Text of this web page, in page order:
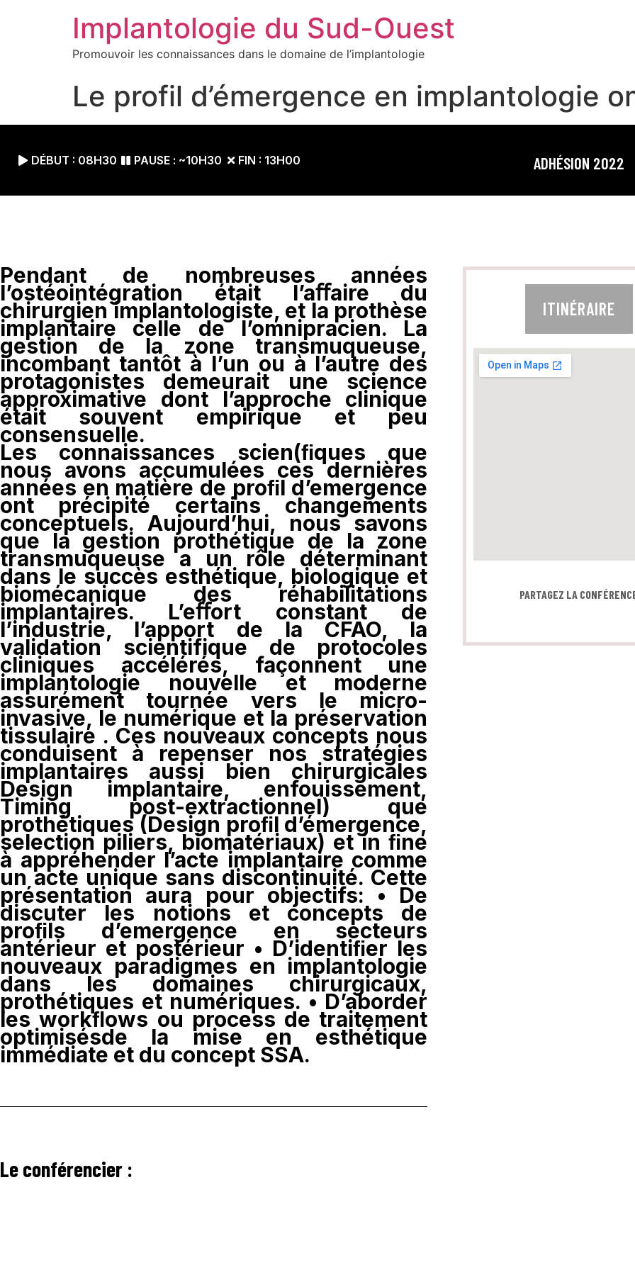
Implantologie du Sud-Ouest
Promouvoir les connaissances dans le domaine de l’implantologie
Le profil d’émergence en implantologie
DÉBUT : 08H30 PAUSE : ~10H30 FIN : 13H00 ADHÉSION 2022
Pendant de nombreuses années
l’ostéointégration était l’aﬀaire du
chirurgien implantologiste, et la prothèse
implantaire celle de l’omnipracien. La
gestion de la zone transmuqueuse,
incombant tantôt à l’un ou à l’autre des
protagonistes demeurait une science
approximative dont l’approche clinique
était souvent empirique et peu
consensuelle.
Les connaissances scien(ﬁques que
nous avons accumulées ces dernières
années en matière de proﬁl d’emergence
ont précipité certains changements
conceptuels. Aujourd’hui, nous savons
que la gestion prothétique de la zone
transmuqueuse a un rôle déterminant
dans le succès esthétique, biologique et
biomécanique des réhabilitations
implantaires. L’eﬀort constant de
l’industrie, l’apport de la CFAO, la
validation scientifique de protocoles
cliniques accélérés, façonnent une
implantologie nouvelle et moderne
assurément tournée vers le micro-
invasive, le numérique et la préservation
tissulaire . Ces nouveaux concepts nous
conduisent à repenser nos stratégies
implantaires aussi bien chirurgicales
Design implantaire, enfouissement,
Timing post-extractionnel) que
prothétiques (Design proﬁl d’émergence,
selection piliers, biomatériaux) et in ﬁne
à appréhender l’acte implantaire comme
un acte unique sans discontinuité. Cette
présentation aura pour objectifs: • De
discuter les notions et concepts de
proﬁls d’emergence en secteurs
antérieur et postérieur • D’identiﬁer les
nouveaux paradigmes en implantologie
dans les domaines chirurgicaux,
prothétiques et numériques. • D’aborder
les workﬂows ou process de traitement
optimisésde la mise en esthétique
immédiate et du concept SSA.
Le conférencier :
ITINÉRAIRE
PARTAGEZ LA